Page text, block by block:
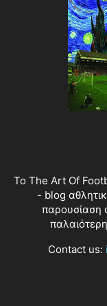
Το The Art Of
- blog
παρουσίαση
Contact us: